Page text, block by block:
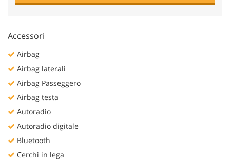
Accessori
Airbag
Airbag laterali
Airbag Passeggero
Airbag testa
Autoradio
Autoradio digitale
Bluetooth
Cerchi in lega
le